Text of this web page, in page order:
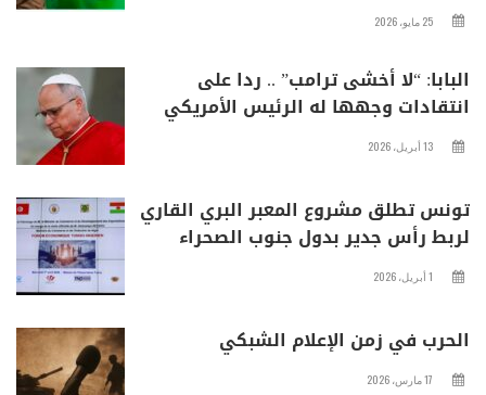
25 مايو، 2026
البابا: “لا أخشى ترامب” .. ردا على
انتقادات وجهها له الرئيس الأمريكي
13 أبريل، 2026
تونس تطلق مشروع المعبر البري القاري
لربط رأس جدير بدول جنوب الصحراء
1 أبريل، 2026
الحرب في زمن الإعلام الشبكي
17 مارس، 2026